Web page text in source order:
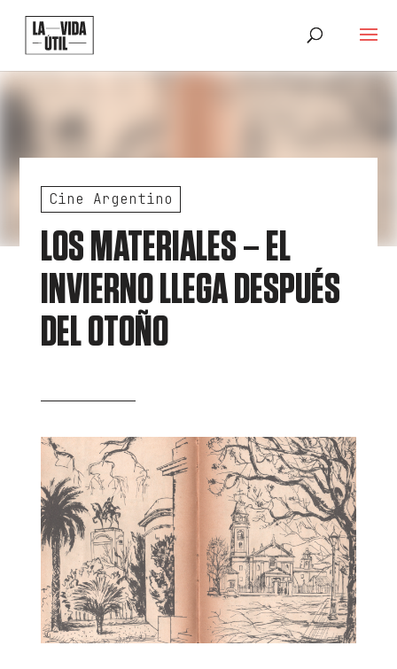
Cine Argentino
LOS MATERIALES – EL
INVIERNO LLEGA DESPUÉS
DEL OTOÑO